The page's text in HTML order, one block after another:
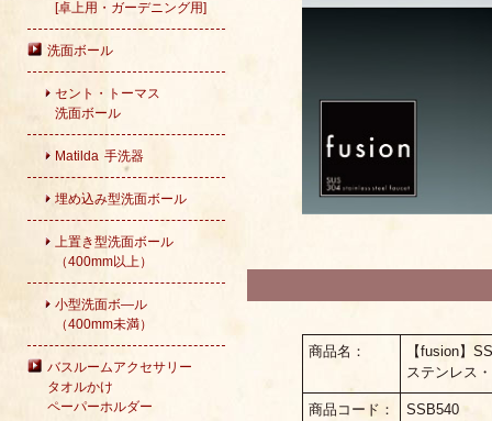
[卓上用・ガーデニング用]
洗面ボール
セント・トーマス
洗面ボール
Matilda 手洗器
埋め込み型洗面ボール
上置き型洗面ボール
（400mm以上）
小型洗面ボ―ル
（400mm未満）
バスルームアクセサリー
タオルかけ
ペーパーホルダー
商品名：
【fusion】
ステンレス
商品コード： SSB540